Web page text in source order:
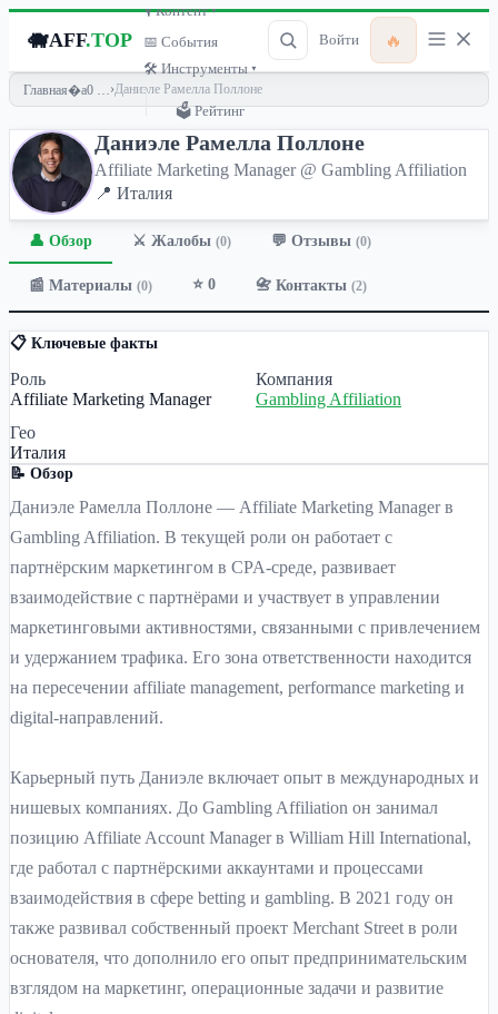
🐗AFF.TOP
🎙 Контент ▾
📅 События
🛠 Инструменты ▾
🗳 Рейтинг
Войти 🔥
Главная ›Даниэле Рамелла Поллоне
Даниэле Рамелла Поллоне
Affiliate Marketing Manager @ Gambling Affiliation
📍 Италия
👤 Обзор ⚔️ Жалобы (0) 💬 Отзывы (0)
📰 Материалы (0) ⭐ 0 📇 Контакты (2)
📋 Ключевые факты
Роль
Affiliate Marketing Manager
Компания
Gambling Affiliation
Гео
Италия
📝 Обзор
Даниэле Рамелла Поллоне — Affiliate Marketing Manager в
Gambling Affiliation. В текущей роли он работает с
партнёрским маркетингом в CPA-среде, развивает
взаимодействие с партнёрами и участвует в управлении
маркетинговыми активностями, связанными с привлечением
и удержанием трафика. Его зона ответственности находится
на пересечении affiliate management, performance marketing и
digital-направлений.
Карьерный путь Даниэле включает опыт в международных и
нишевых компаниях. До Gambling Affiliation он занимал
позицию Affiliate Account Manager в William Hill International,
где работал с партнёрскими аккаунтами и процессами
взаимодействия в сфере betting и gambling. В 2021 году он
также развивал собственный проект Merchant Street в роли
основателя, что дополнило его опыт предпринимательским
взглядом на маркетинг, операционные задачи и развитие